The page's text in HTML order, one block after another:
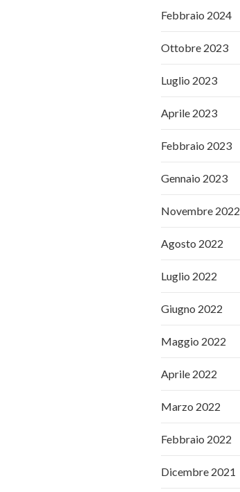
Febbraio 2024
Ottobre 2023
Luglio 2023
Aprile 2023
Febbraio 2023
Gennaio 2023
Novembre 2022
Agosto 2022
Luglio 2022
Giugno 2022
Maggio 2022
Aprile 2022
Marzo 2022
Febbraio 2022
Dicembre 2021